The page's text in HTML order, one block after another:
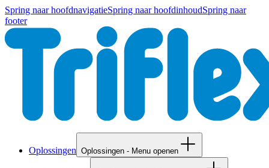
Spring naar hoofdnavigatieSpring naar hoofdinhoudSpring naar
footer
Oplossingen Oplossingen - Menu openen